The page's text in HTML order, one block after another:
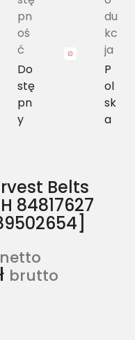
pn
oś
ć
Do
stę
pn
y
du
kc
ja
P
ol
sk
a
Belts
84817627
netto
brutto